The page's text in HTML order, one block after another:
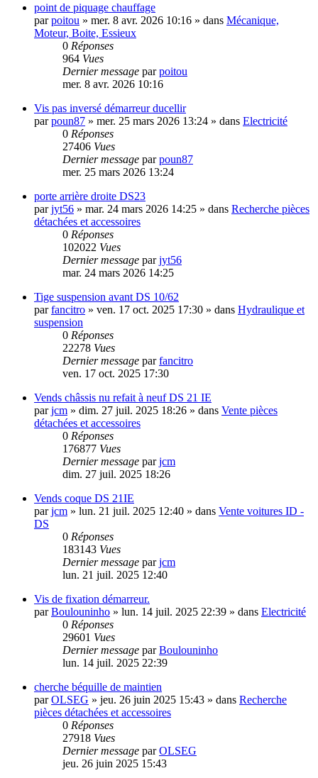
point de piquage chauffage
parpoitou » mer. 8 avr. 2026 10:16 » dans Mécanique,
Moteur, Boite, Essieux
0 Réponses
964 Vues
Dernier message parpoitou
mer. 8 avr. 2026 10:16
Vis pas inversé démarreur ducellir
parpoun87 » mer. 25 mars 2026 13:24 » dans Electricité
0 Réponses
27406 Vues
Dernier message parpoun87
mer. 25 mars 2026 13:24
porte arrière droite DS23
parjyt56 » mar. 24 mars 2026 14:25 » dans Recherche pièces
détachées et accessoires
0 Réponses
102022 Vues
Dernier message parjyt56
mar. 24 mars 2026 14:25
Tige suspension avant DS 10/62
parfancitro » ven. 17 oct. 2025 17:30 » dans Hydraulique et
suspension
0 Réponses
22278 Vues
Dernier message parfancitro
ven. 17 oct. 2025 17:30
Vends châssis nu refait à neuf DS 21 IE
parjcm » dim. 27 juil. 2025 18:26 » dans Vente pièces
détachées et accessoires
0 Réponses
176877 Vues
Dernier message parjcm
dim. 27 juil. 2025 18:26
Vends coque DS 21IE
parjcm » lun. 21 juil. 2025 12:40 » dans Vente voitures ID -
DS
0 Réponses
183143 Vues
Dernier message parjcm
lun. 21 juil. 2025 12:40
Vis de fixation démarreur.
parBoulouninho » lun. 14 juil. 2025 22:39 » dans Electricité
0 Réponses
29601 Vues
Dernier message parBoulouninho
lun. 14 juil. 2025 22:39
cherche béquille de maintien
parOLSEG » jeu. 26 juin 2025 15:43 » dans Recherche
pièces détachées et accessoires
0 Réponses
27918 Vues
Dernier message parOLSEG
jeu. 26 juin 2025 15:43